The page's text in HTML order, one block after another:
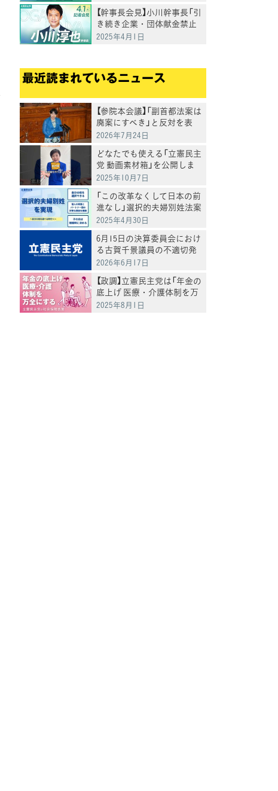
【幹事長会見】小川幹事長「引
き続き企業・団体献金禁止
の実現を求めていく」
2025年4月1日
最近読まれているニュース
【参院本会議】「副首都法案は
廃案にすべき」と反対を表
明 岸真紀子議員
2026年7月24日
どなたでも使える「立憲民主
党 動画素材箱」を公開しま
した
2025年10月7日
「この改革なくして日本の前
進なし」選択的夫婦別姓法案
を提出
2025年4月30日
6月15日の決算委員会におけ
る古賀千景議員の不適切発
言と処分について
2026年6月17日
【政調】立憲民主党は「年金の
底上げ 医療・介護体制を万
全にする」
2025年8月1日